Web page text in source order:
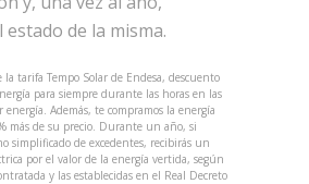
de la misma.
tarifa Tempo Solar de Endesa, descuento
para siempre durante las horas en las
Además, te compramos la energía
más de su precio. Durante un año, si
simplificado de excedentes, recibirás un
por el valor de la energía vertida, según
y las establecidas en el Real Decreto